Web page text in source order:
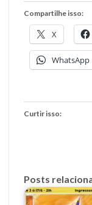
Compartilhe isso:
X
WhatsApp
Curtir isso:
Posts